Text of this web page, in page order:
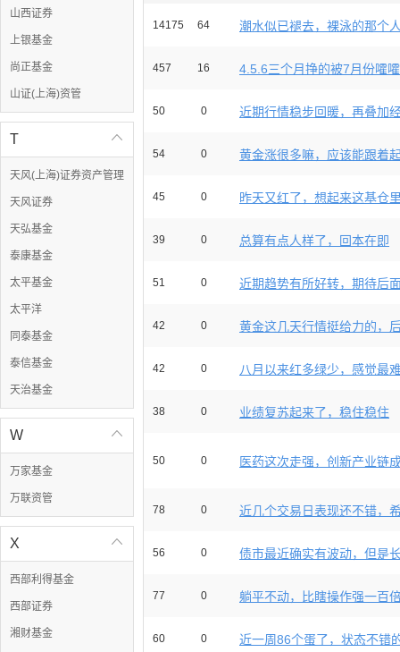
山西证券
上银基金
尚正基金
山证(上海)资管

T
天风(上海)证券资产管理
天风证券
天弘基金
泰康基金
太平基金
太平洋
同泰基金
泰信基金
天治基金

W
万家基金
万联资管

X
西部利得基金
西部证券
湘财基金
14175 64 潮水似已褪去，裸泳的那个
457 16 4.5.6三个月挣的被7月份嚯
50 0 近期行情稳步回暖，再叠加
54 0 黄金涨很多嘛，应该能跟着
45 0 昨天又红了，想起来这基仓
39 0 总算有点人样了，回本在即
51 0 近期趋势有所好转，期待后
42 0 黄金这几天行情挺给力的，
42 0 八月以来红多绿少，感觉最
38 0 业绩复苏起来了，稳住稳住
50 0 医药这次走强，创新产业链
78 0 近几个交易日表现还不错，
56 0 债市最近确实有波动，但是
77 0 躺平不动，比瞎操作强一百
60 0 近一周86个蛋了，状态不错